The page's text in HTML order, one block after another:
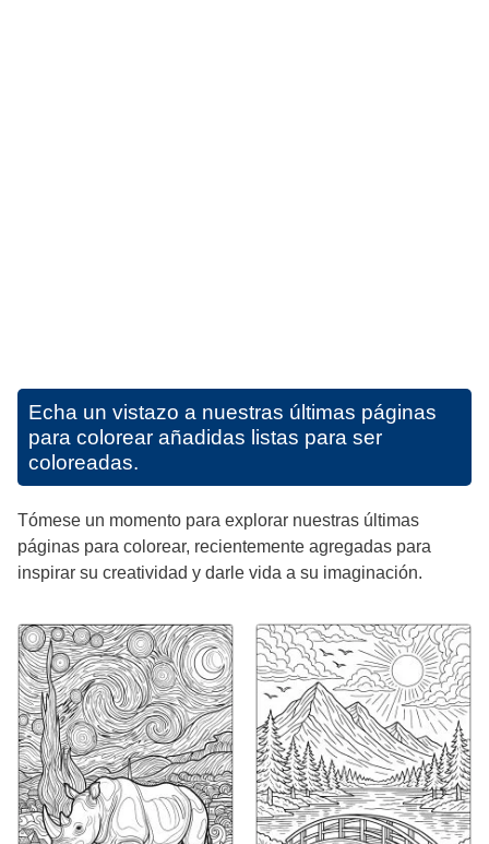
Echa un vistazo a nuestras últimas páginas
para colorear añadidas listas para ser
coloreadas.
Tómese un momento para explorar nuestras últimas
páginas para colorear, recientemente agregadas para
inspirar su creatividad y darle vida a su imaginación.